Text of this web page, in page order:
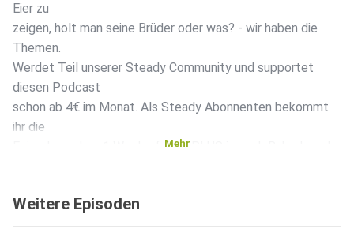
Eier zu
zeigen, holt man seine Brüder oder was? - wir haben die
Themen.
Werdet Teil unserer Steady Community und supportet
diesen Podcast
schon ab 4€ im Monat. Als Steady Abonnenten bekommt
ihr die
Episoden schon 1 Woche früher PLUS je nach Babo Level
Zelluloid Filmmaterial aus "Erkan & Stefan - Der Tod
Mehr
Weitere Episoden